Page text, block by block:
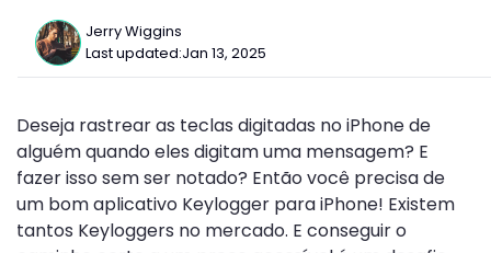
Jerry Wiggins
Last updated:Jan 13, 2025
Deseja rastrear as teclas digitadas no iPhone de
alguém quando eles digitam uma mensagem? E
fazer isso sem ser notado? Então você precisa de
um bom aplicativo Keylogger para iPhone! Existem
tantos Keyloggers no mercado. E conseguir o